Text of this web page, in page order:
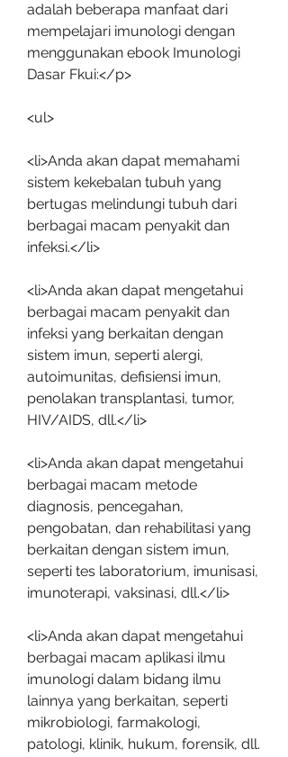
adalah beberapa manfaat dari
mempelajari imunologi dengan
menggunakan ebook Imunologi
Dasar Fkui:</p>
<ul>
<li>Anda akan dapat memahami
sistem kekebalan tubuh yang
bertugas melindungi tubuh dari
berbagai macam penyakit dan
infeksi.</li>
<li>Anda akan dapat mengetahui
berbagai macam penyakit dan
infeksi yang berkaitan dengan
sistem imun, seperti alergi,
autoimunitas, defisiensi imun,
penolakan transplantasi, tumor,
HIV/AIDS, dll.</li>
<li>Anda akan dapat mengetahui
berbagai macam metode
diagnosis, pencegahan,
pengobatan, dan rehabilitasi yang
berkaitan dengan sistem imun,
seperti tes laboratorium, imunisasi,
imunoterapi, vaksinasi, dll.</li>
<li>Anda akan dapat mengetahui
berbagai macam aplikasi ilmu
imunologi dalam bidang ilmu
lainnya yang berkaitan, seperti
mikrobiologi, farmakologi,
patologi, klinik, hukum, forensik, dll.